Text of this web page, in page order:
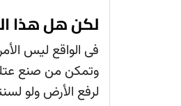
لكن هل هذا
فى الواقع ليس
وتمكن من صنع
لرفع الأرض ولو